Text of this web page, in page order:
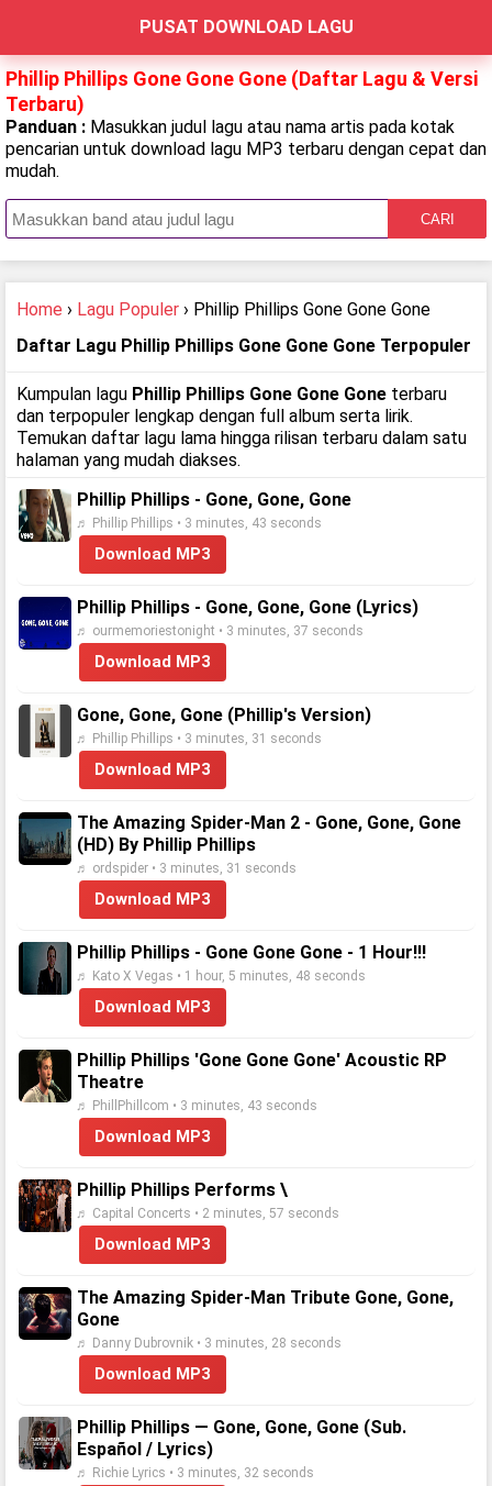
PUSAT DOWNLOAD LAGU
Phillip Phillips Gone Gone Gone (Daftar Lagu & Versi
Terbaru)
Panduan : Masukkan judul lagu atau nama artis pada kotak
pencarian untuk download lagu MP3 terbaru dengan cepat dan
mudah.
CARI
Home › Lagu Populer › Phillip Phillips Gone Gone Gone
Daftar Lagu Phillip Phillips Gone Gone Gone Terpopuler
Kumpulan lagu Phillip Phillips Gone Gone Gone terbaru
dan terpopuler lengkap dengan full album serta lirik.
Temukan daftar lagu lama hingga rilisan terbaru dalam satu
halaman yang mudah diakses.
Phillip Phillips - Gone, Gone, Gone
♬ Phillip Phillips • 3 minutes, 43 seconds
Download MP3
Phillip Phillips - Gone, Gone, Gone (Lyrics)
♬ ourmemoriestonight • 3 minutes, 37 seconds
Download MP3
Gone, Gone, Gone (Phillip's Version)
♬ Phillip Phillips • 3 minutes, 31 seconds
Download MP3
The Amazing Spider-Man 2 - Gone, Gone, Gone
(HD) By Phillip Phillips
♬ ordspider • 3 minutes, 31 seconds
Download MP3
Phillip Phillips - Gone Gone Gone - 1 Hour!!!
♬ Kato X Vegas • 1 hour, 5 minutes, 48 seconds
Download MP3
Phillip Phillips 'Gone Gone Gone' Acoustic RP
Theatre
♬ PhillPhillcom • 3 minutes, 43 seconds
Download MP3
Phillip Phillips Performs \
♬ Capital Concerts • 2 minutes, 57 seconds
Download MP3
The Amazing Spider-Man Tribute Gone, Gone,
Gone
♬ Danny Dubrovnik • 3 minutes, 28 seconds
Download MP3
Phillip Phillips — Gone, Gone, Gone (Sub.
Español / Lyrics)
♬ Richie Lyrics • 3 minutes, 32 seconds